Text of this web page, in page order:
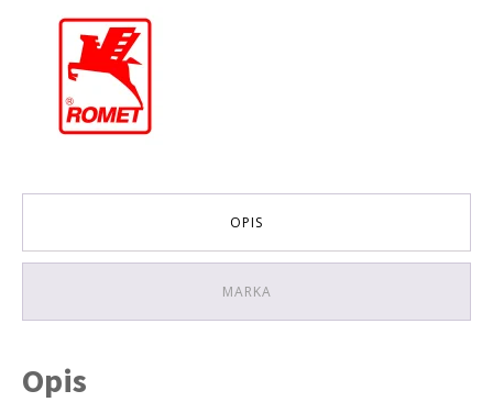
OPIS
MARKA
Opis